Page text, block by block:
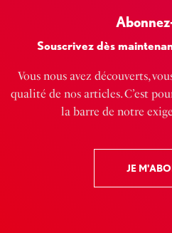
Souscrivez dès
Vous nous avez découverts,
qualité de nos articles. C’est
la barre de notre
JE